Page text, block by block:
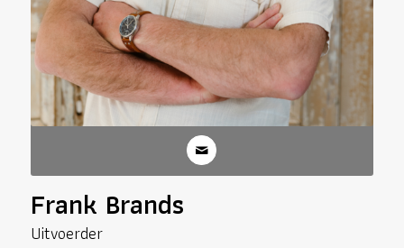
Frank Brands
Uitvoerder